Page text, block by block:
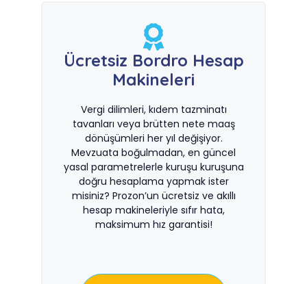
Ücretsiz Bordro Hesap
Makineleri
Vergi dilimleri, kıdem tazminatı
tavanları veya brütten nete maaş
dönüşümleri her yıl değişiyor.
Mevzuata boğulmadan, en güncel
yasal parametrelerle kuruşu kuruşuna
doğru hesaplama yapmak ister
misiniz? Prozon’un ücretsiz ve akıllı
hesap makineleriyle sıfır hata,
maksimum hız garantisi!